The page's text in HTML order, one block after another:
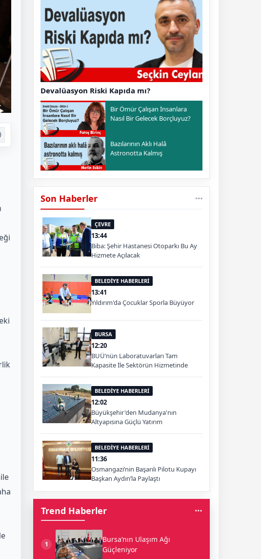
Devalüasyon Riski Kapıda mı?
Bir Ömür Çalışan İnsanlara
Nasıl Bir Gelecek Borçluyuz?
Bazılarının Aklı Halâ
Astronotta Kalmış
Son Haberler
ÇEVRE
13:44
Biba: Şehir Hastanesi Otoparkı Bu Ay
Hizmete Açılacak
BELEDİYE HABERLERİ
13:41
Yıldırım'da Çocuklar Sporla Büyüyor
BURSA
12:20
BUÜ’nün Laboratuvarları Tam
Kapasite İle Sektörün Hizmetinde
BELEDİYE HABERLERİ
12:02
Büyükşehir'den Mudanya'nın
Altyapısına Güçlü Yatırım
BELEDİYE HABERLERİ
11:36
Osmangazi’nin Başarılı Pilotu Kupayı
Başkan Aydın’la Paylaştı
Trend Haberler
1
Bursa’nın Ulaşım Ağı
Güçleniyor